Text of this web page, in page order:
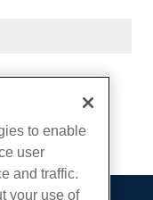
cópia de URL
to enable
user
and traffic.
your use of